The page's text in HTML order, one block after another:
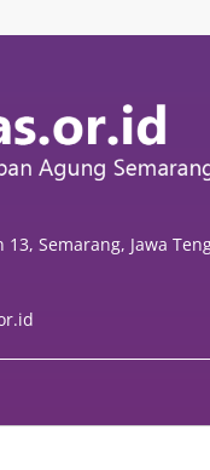
13, Semarang, Jawa